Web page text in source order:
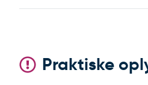
Praktiske